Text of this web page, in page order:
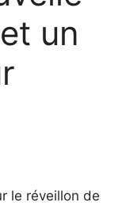
un
le réveillon de